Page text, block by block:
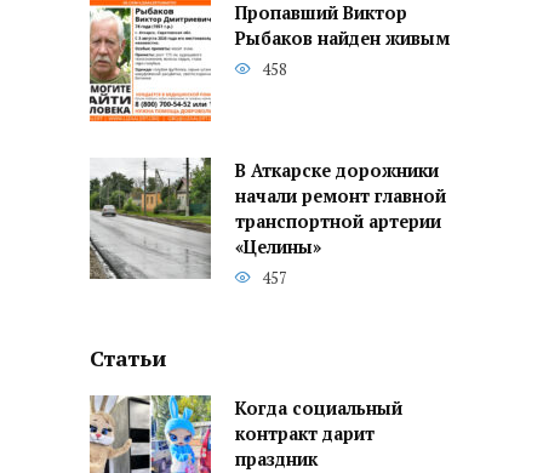
Пропавший Виктор
Рыбаков найден живым
458
В Аткарске дорожники
начали ремонт главной
транспортной артерии
«Целины»
457
Статьи
Когда социальный
контракт дарит
праздник